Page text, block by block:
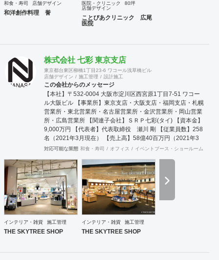
和食・寿司 店舗デザイン
和洋創作料理 誉
医院・クリニック
80坪
店舗デザイン
ことびあクリニック 広尾
医院
株式会社 七彩 東京支店
東京都台東区柳橋1丁目23-6 ワコール浅草橋ビル
店舗デザイン
施工管理 設計施工
この会社からのメッセージ
【本社】〒532-0004 大阪市淀川区西宮原1丁目7-51 ワコー
ル大阪ビル 【事業所】東京支店・大阪支店・福岡支店・札幌
営業所・東北営業所・名古屋営業所・金沢営業所・岡山営業
所・広島営業所 【関連子会社】ＳＲＰ七彩(タイ) 【資本金】
9,000万円 【代表者】代表取締役 瀬川 剛 【従業員数】258
名（2021年3月現在） 【売上高】58億40百万円（2021年3
月期） 【主要得意先】全国主要百貨店、アパレルメーカー、
ェーン店、デザイン設計事務所、各種学校、病医院な
ど
対応可能な業態 和食・寿司 オフィス イベントブース・ショールーム
インテリア・雑貨 施工管理
THE SKYTREE SHOP
インテリア・雑貨 施工管理
THE SKYTREE SHOP